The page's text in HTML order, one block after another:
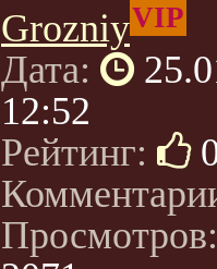
GrozniyVIP
Дата:
12:52
Рейтинг: